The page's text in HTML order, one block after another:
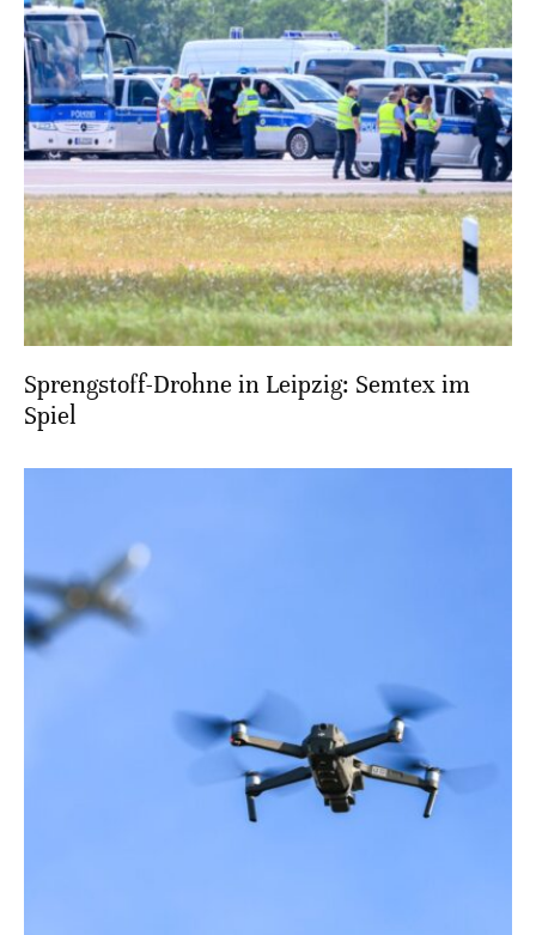
Sprengstoff-Drohne in Leipzig: Semtex im
Spiel